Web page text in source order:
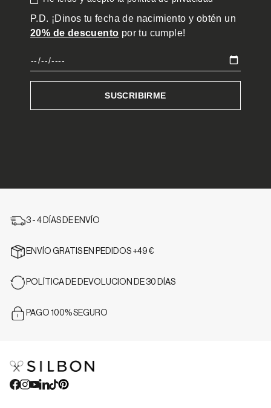
3 - 4 DÍAS DE ENVÍO
ENVÍO GRATIS EN PEDIDOS +49 €
POLÍTICA DE DEVOLUCION DE 30 DÍAS
PAGO 100% SEGURO